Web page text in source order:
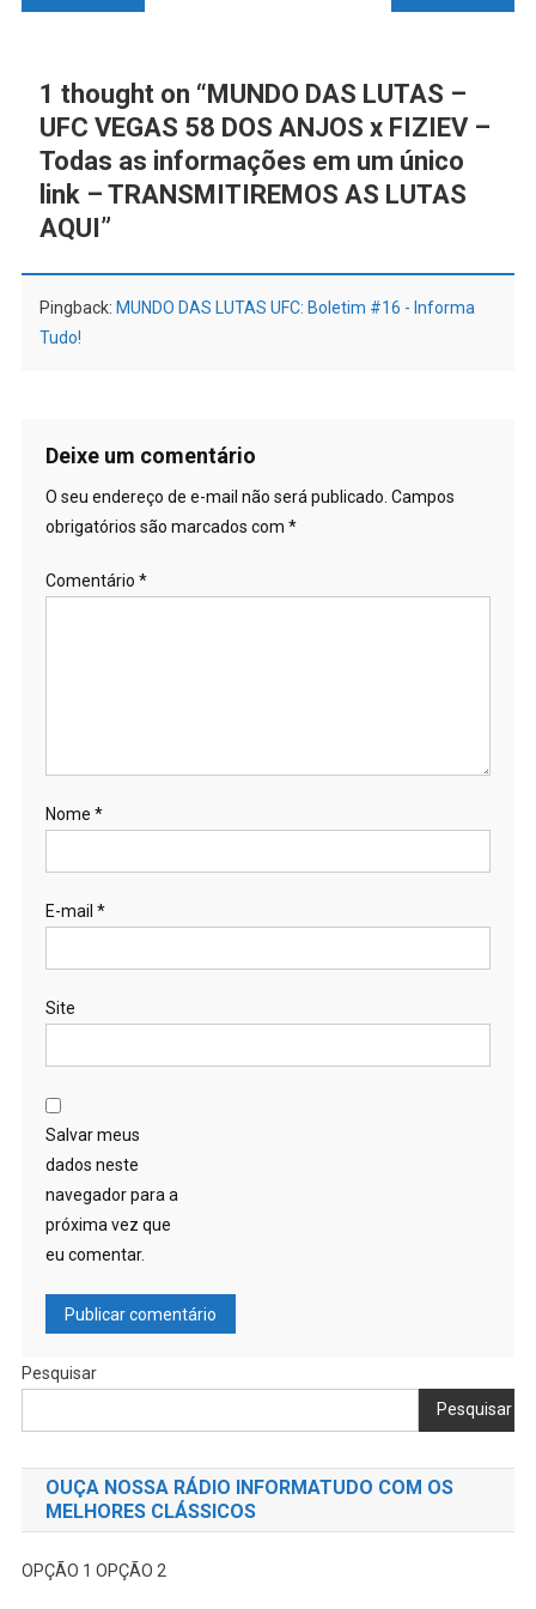
Post
1 thought on “MUNDO DAS LUTAS –
UFC VEGAS 58 DOS ANJOS x FIZIEV –
Todas as informações em um único
link – TRANSMITIREMOS AS LUTAS
AQUI”
Pingback: MUNDO DAS LUTAS UFC: Boletim #16 - Informa
Tudo!
Deixe um comentário
O seu endereço de e-mail não será publicado. Campos
obrigatórios são marcados com *
Comentário *
Nome *
E-mail *
Site
Salvar meus
dados neste
navegador para a
próxima vez que
eu comentar.
Pesquisar
Pesquisar
OUÇA NOSSA RÁDIO INFORMATUDO COM OS
MELHORES CLÁSSICOS
OPÇÃO 1 OPÇÃO 2